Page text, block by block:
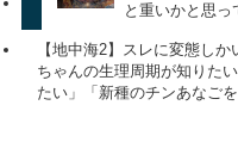
と重いかと思っ
【地中海2】スレに変態し
ちゃんの生理周期が知りた
たい」「新種のチンあなご